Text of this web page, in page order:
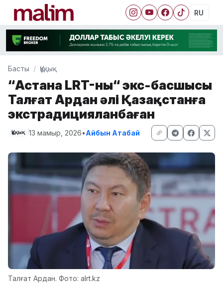
RU
Басты Құқық
“Астана LRT-ның“ экс-басшысы
Талғат Ардан әлі Қазақстанға
экстрадицияланбаған
Құқық 13 мамыр, 2026•Айбын Атабай
Талғат Ардан. Фото: alrt.kz